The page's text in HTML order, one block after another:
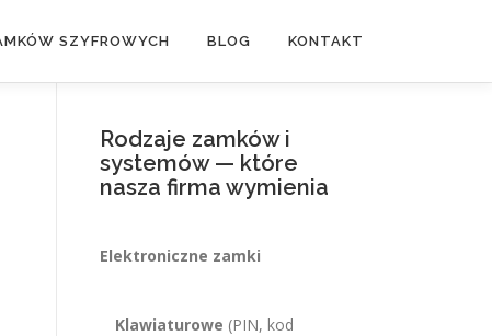
SZYFROWYCH BLOG KONTAKT
Rodzaje zamków i
systemów — które
nasza firma wymienia
Elektroniczne zamki
Klawiaturowe (PIN, kod